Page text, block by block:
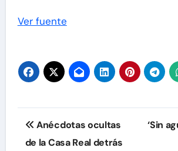
Ver fuente
Navegación
de
Anécdotas ocultas
de la Casa Real detrás
‘Sin